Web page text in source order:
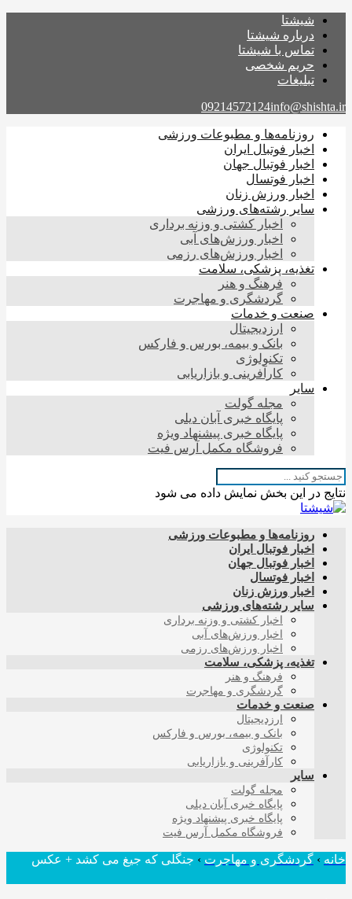
شیشتا
درباره شیشتا
تماس با شیشتا
حریم شخصی
تبلیغات
09214572124info@shishta.ir
روزنامه‌ها و مطبوعات ورزشی
اخبار فوتبال ایران
اخبار فوتبال جهان
اخبار فوتسال
اخبار ورزش زنان
سایر رشته‌های ورزشی
اخبار کشتی و وزنه برداری
اخبار ورزش‌های آبی
اخبار ورزش‌های رزمی
تغذیه، پزشکی، سلامت
فرهنگ و هنر
گردشگری و مهاجرت
صنعت و خدمات
ارزدیجیتال
بانک و بیمه، بورس و فارکس
تکنولوژی
کارآفرینی و بازاریابی
سایر
مجله گولت
پایگاه خبری آبان دیلی
پایگاه خبری پیشنهاد ویژه
فروشگاه مکمل آرس فیت
نتایج در این بخش نمایش داده می شود
روزنامه‌ها و مطبوعات ورزشی
اخبار فوتبال ایران
اخبار فوتبال جهان
اخبار فوتسال
اخبار ورزش زنان
سایر رشته‌های ورزشی
اخبار کشتی و وزنه برداری
اخبار ورزش‌های آبی
اخبار ورزش‌های رزمی
تغذیه، پزشکی، سلامت
فرهنگ و هنر
گردشگری و مهاجرت
صنعت و خدمات
ارزدیجیتال
بانک و بیمه، بورس و فارکس
تکنولوژی
کارآفرینی و بازاریابی
سایر
مجله گولت
پایگاه خبری آبان دیلی
پایگاه خبری پیشنهاد ویژه
فروشگاه مکمل آرس فیت
خانه › گردشگری و مهاجرت › جنگلی که جیغ می کشد + عکس